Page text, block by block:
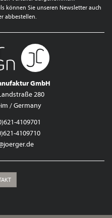
können Sie unseren Newsletter auch
abbestellen.
GmbH
280
/ Germany
4109701
4109710